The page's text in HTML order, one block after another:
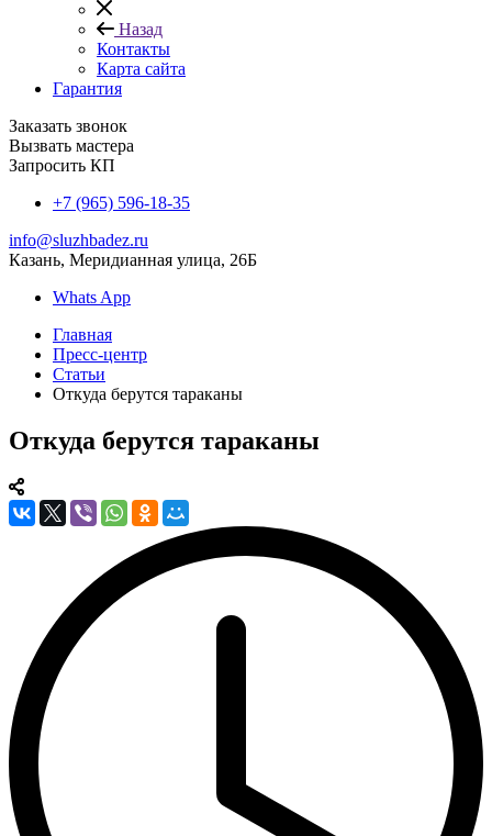
Назад
Контакты
Карта сайта
Гарантия
Заказать звонок
Вызвать мастера
Запросить КП
+7 (965) 596-18-35
info@sluzhbadez.ru
Казань, Меридианная улица, 26Б
Whats App
Главная
Пресс-центр
Статьи
Откуда берутся тараканы
Откуда берутся тараканы